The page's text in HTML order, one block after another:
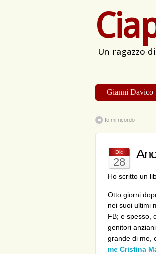
Un ragazzo
Gianni Davico
Io mi ricordo
Dic
28
Ho scritto un
Otto giorni
nei suoi ultimi
FB; e spesso,
genitori
grande di me,
me Cristina